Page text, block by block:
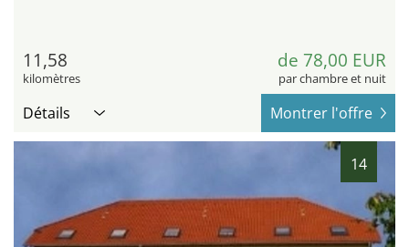
11,58
kilomètres
de 78,00 EUR
par chambre et nuit
Détails Montrer l'offre
14